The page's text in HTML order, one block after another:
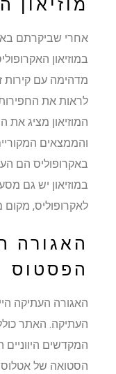
מוזיאון
אחרי שביקרתם
במוזיאון האקרופוליס
מדהימה עם קירות
לראות את החפירות
המוזיאון מציג את
והממצאים המקוריים
באקרופוליס הם
במוזיאון יש גם
לאקרופוליס, מקום
האגורה
הפסטוס
האגורה העתיקה
העתיקה. האתר כולל
המקדשים היווניים
הסטואה של אטלוס